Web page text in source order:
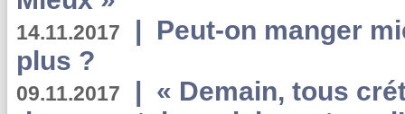
14.11.2017 | Peut-on manger
plus ?
09.11.2017 | « Demain, tous